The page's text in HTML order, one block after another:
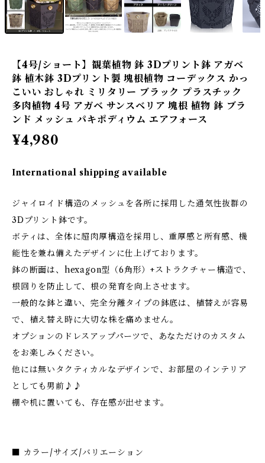
【4号/ショート】観葉植物 鉢 3Dプリント鉢 アガベ
鉢 植木鉢 3Dプリント製 塊根植物 コーデックス かっ
こいい おしゃれ ミリタリー ブラック プラスチック
多肉植物 4号 アガベ サンスベリア 塊根 植物 鉢 ブラ
ンド メッシュ パキポディウム エアフォース
¥4,980
International shipping available
ジャイロイド構造のメッシュを各所に採用した通気性抜群の
3Dプリント鉢です。
ボティは、全体に超肉厚構造を採用し、重厚感と所有感、機
能性を兼ね備えたデザインに仕上げております。
鉢の断面は、hexagon型（6角形）+ストラクチャー構造で、
根回りを防止して、根の発育を向上させます。
一般的な鉢と違い、完全分離タイプの鉢底は、植替えが容易
で、植え替え時に大切な株を痛めません。
オプションのドレスアップパーツで、あなただけのカスタム
をお楽しみください。
他には無いタクティカルなデザインで、お部屋のインテリア
としても男前♪♪
棚や机に置いても、存在感が出せます。
■ カラー/サイズ/バリエーション